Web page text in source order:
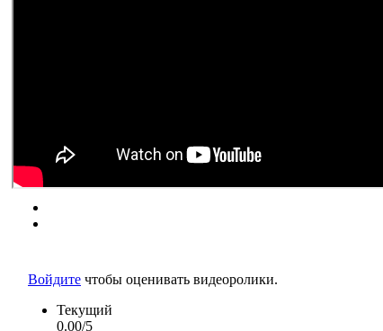
Войдите чтобы оценивать видеоролики.
Текущий
0.00/5